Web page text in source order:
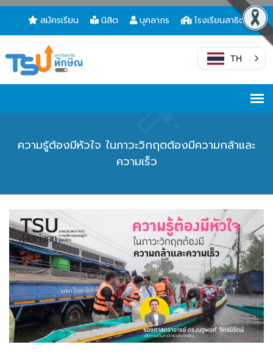
สมัครเรียน นิสิต บุคลากร โรงเรียนสาธิต
TH
ความรู้ต้องมีหัวใจ ในภาวะวิกฤตต้องมีความกล้าและ
ความเร็ว